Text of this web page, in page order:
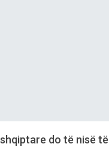
do të nisë